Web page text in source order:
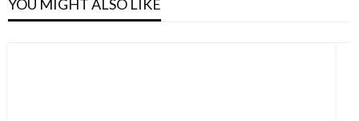
YOU MIGHT ALSO LIKE